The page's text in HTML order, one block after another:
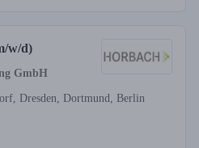
w/d)
GmbH
Dresden, Dortmund, Berlin